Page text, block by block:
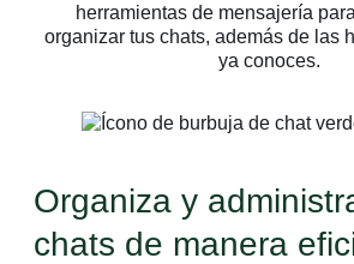
herramientas de mensajería
organizar tus chats, además de las
ya conoces.
Organiza y
chats de manera